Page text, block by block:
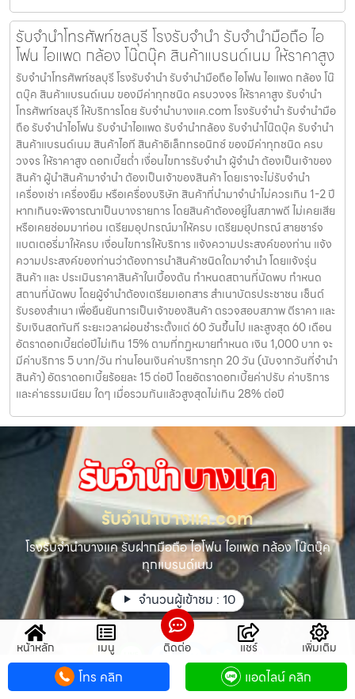
รับจำนำโทรศัพท์ชลบุรี โรงรับจำนำ รับจำนำมือถือ ไอ
โฟน ไอแพด กล้อง โน๊ตบุ๊ค สินค้าแบรนด์เนม ให้ราคาสูง
รับจำนำโทรศัพท์ชลบุรี โรงรับจำนำ รับจำนำมือถือ ไอโฟน ไอแพด กล้อง โน๊
ตบุ๊ค สินค้าแบรนด์เนม ของมีค่าทุกชนิด ครบวงจร ให้ราคาสูง รับจำนำ
โทรศัพท์ชลบุรี ให้บริการโดย รับจํานําบางแค.com โรงรับจำนำ รับจำนำมือ
ถือ รับจำนำไอโฟน รับจำนำไอแพด รับจำนำกล้อง รับจำนำโน๊ตบุ๊ค รับจำนำ
สินค้าแบรนด์เนม สินค้าไอที สินค้าอิเล็กทรอนิกซ์ ของมีค่าทุกชนิด ครบ
วงจร ให้ราคาสูง ดอกเบี้ยต่ำ เงื่อนไขการรับจำนำ ผู้จำนำ ต้องเป็นเจ้าของ
สินค้า ผู้นำสินค้ามาจำนำ ต้องเป็นเจ้าของสินค้า โดยเราจะไม่รับจำนำ
เครื่องเช่า เครื่องยืม หรือเครื่องบริษัท สินค้าที่นำมาจำนำไม่ควรเกิน 1-2 ปี
หากเกินจะพิจารณาเป็นบางรายการ โดยสินค้าต้องอยู่ในสภาพดี ไม่เคยเสีย
หรือเคยซ่อมมาก่อน เตรียมอุปกรณ์มาให้ครบ เตรียมอุปกรณ์ สายชาร์จ
แบตเตอรี่มาให้ครบ เงื่อนไขการให้บริการ แจ้งความประสงค์ของท่าน แจ้ง
ความประสงค์ของท่านว่าต้องการนำสินค้าชนิดใดมาจำนำ โดยแจ้งรุ่น
สินค้า และ ประเมินราคาสินค้าในเบื้องต้น กำหนดสถานที่นัดพบ กำหนด
สถานที่นัดพบ โดยผู้จำนำต้องเตรียมเอกสาร สำเนาบัตรประชาชน เซ็นต์
รับรองสำเนา เพื่อยืนยันการเป็นเจ้าของสินค้า ตรวจสอบสภาพ ตีราคา และ
รับเงินสดทันที ระยะเวลาผ่อนชำระตั้งแต่ 60 วันขึ้นไป และสูงสุด 60 เดือน
อัตราดอกเบี้ยต่อปีไม่เกิน 15% ตามที่กฏหมายกำหนด เงิน 1,000 บาท จะ
มีค่าบริการ 5 บาท/วัน ท่านโอนเงินค่าบริการทุก 20 วัน (นับจากวันที่จำนำ
สินค้า) อัตราดอกเบี้ยร้อยละ 15 ต่อปี โดยอัตราดอกเบี้ยค่าปรับ ค่าบริการ
และค่าธรรมเนียม ใดๆ เมื่อรวมกันแล้วสูงสุดไม่เกิน 28% ต่อปี
รับจํานําบางแค.com
โรงรับจำนำบางแค รับฝากมือถือ ไอโฟน ไอแพด กล้อง โน๊ตบุ๊ค
ทุกแบรนด์เนม
จำนวนผู้เข้าชม : 10
หน้าหลัก เมนู ติดต่อ แชร์ เพิ่มเติม
โทร คลิก แอดไลน์ คลิก